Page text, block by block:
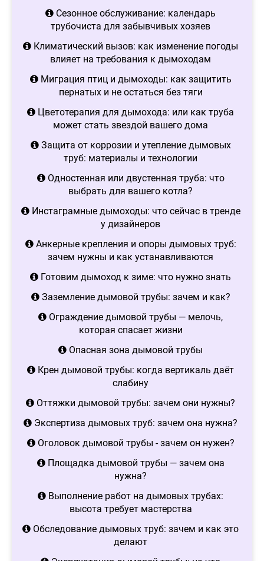
Сезонное обслуживание: календарь
трубочиста для забывчивых хозяев
Климатический вызов: как изменение погоды
влияет на требования к дымоходам
Миграция птиц и дымоходы: как защитить
пернатых и не остаться без тяги
Цветотерапия для дымохода: или как труба
может стать звездой вашего дома
Защита от коррозии и утепление дымовых
труб: материалы и технологии
Одностенная или двустенная труба: что
выбрать для вашего котла?
Инстаграмные дымоходы: что сейчас в тренде
у дизайнеров
Анкерные крепления и опоры дымовых труб:
зачем нужны и как устанавливаются
Готовим дымоход к зиме: что нужно знать
Заземление дымовой трубы: зачем и как?
Ограждение дымовой трубы — мелочь,
которая спасает жизни
Опасная зона дымовой трубы
Крен дымовой трубы: когда вертикаль даёт
слабину
Оттяжки дымовой трубы: зачем они нужны?
Экспертиза дымовых труб: зачем она нужна?
Оголовок дымовой трубы - зачем он нужен?
Площадка дымовой трубы — зачем она
нужна?
Выполнение работ на дымовых трубах:
высота требует мастерства
Обследование дымовых труб: зачем и как это
делают